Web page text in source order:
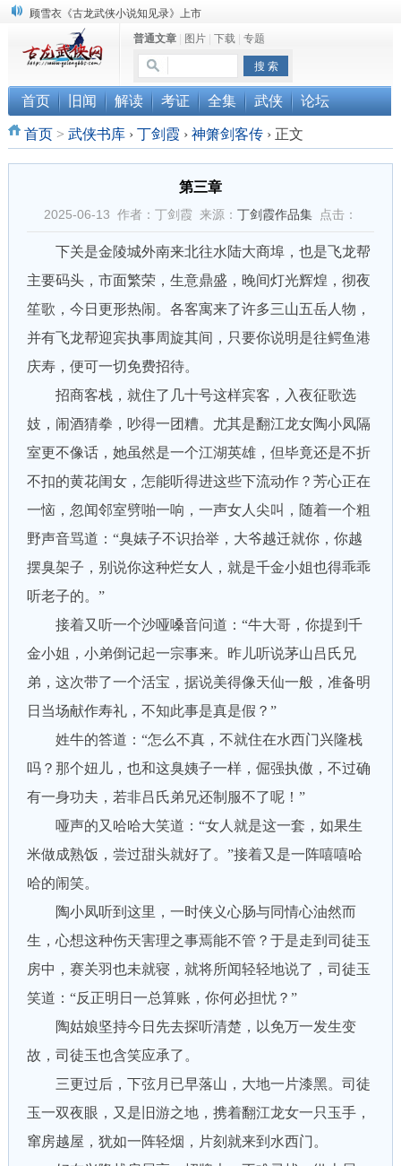
“武侠书库”查缺补漏活动圆满结束
《古龙小说原貌探究》修订版已上市
顾雪衣《古龙武侠小说知见录》上市
普通文章| 图片| 下载| 专题
首页 旧闻 解读 考证 全集 武侠 论坛
首页> 武侠书库 › 丁剑霞 › 神箫剑客传 ›正文
第三章
2025-06-13 作者：丁剑霞 来源： 丁剑霞作品集点击：
下关是金陵城外南来北往水陆大商埠，也是飞龙帮
主要码头，市面繁荣，生意鼎盛，晚间灯光辉煌，彻夜
笙歌，今日更形热闹。各客寓来了许多三山五岳人物，
并有飞龙帮迎宾执事周旋其间，只要你说明是往鳄鱼港
庆寿，便可一切免费招待。
招商客栈，就住了几十号这样宾客，入夜征歌选
妓，闹酒猜拳，吵得一团糟。尤其是翻江龙女陶小凤隔
室更不像话，她虽然是一个江湖英雄，但毕竟还是不折
不扣的黄花闺女，怎能听得进这些下流动作？芳心正在
一恼，忽闻邻室劈啪一响，一声女人尖叫，随着一个粗
野声音骂道：“臭婊子不识抬举，大爷越迁就你，你越
摆臭架子，别说你这种烂女人，就是千金小姐也得乖乖
听老子的。”
接着又听一个沙哑嗓音问道：“牛大哥，你提到千
金小姐，小弟倒记起一宗事来。昨儿听说茅山吕氏兄
弟，这次带了一个活宝，据说美得像天仙一般，准备明
日当场献作寿礼，不知此事是真是假？”
姓牛的答道：“怎么不真，不就住在水西门兴隆栈
吗？那个妞儿，也和这臭姨子一样，倔强执傲，不过确
有一身功夫，若非吕氏弟兄还制服不了呢！”
哑声的又哈哈大笑道：“女人就是这一套，如果生
米做成熟饭，尝过甜头就好了。”接着又是一阵嘻嘻哈
哈的闹笑。
陶小凤听到这里，一时侠义心肠与同情心油然而
生，心想这种伤天害理之事焉能不管？于是走到司徒玉
房中，赛关羽也未就寝，就将所闻轻轻地说了，司徒玉
笑道：“反正明日一总算账，你何必担忧？”
陶姑娘坚持今日先去探听清楚，以免万一发生变
故，司徒玉也含笑应承了。
三更过后，下弦月已早落山，大地一片漆黑。司徒
玉一双夜眼，又是旧游之地，携着翻江龙女一只玉手，
窜房越屋，犹如一阵轻烟，片刻就来到水西门。